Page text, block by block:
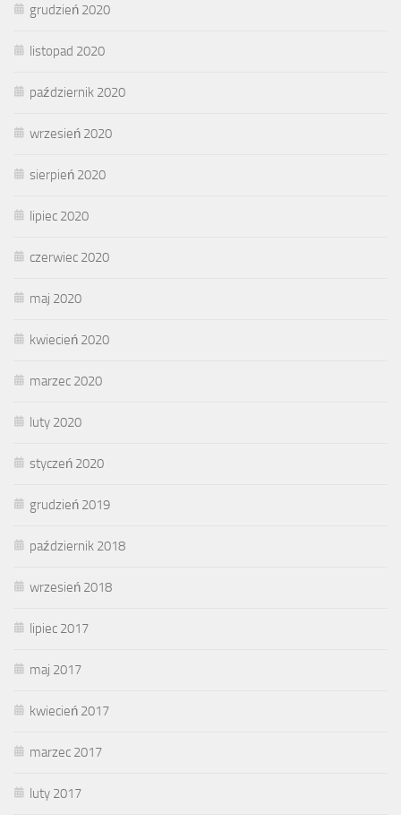
grudzień 2020
listopad 2020
październik 2020
wrzesień 2020
sierpień 2020
lipiec 2020
czerwiec 2020
maj 2020
kwiecień 2020
marzec 2020
luty 2020
styczeń 2020
grudzień 2019
październik 2018
wrzesień 2018
lipiec 2017
maj 2017
kwiecień 2017
marzec 2017
luty 2017